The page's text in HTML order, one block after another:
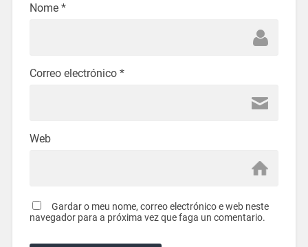
Nome *
Correo electrónico *
Web
Gardar o meu nome, correo electrónico e web neste
navegador para a próxima vez que faga un comentario.